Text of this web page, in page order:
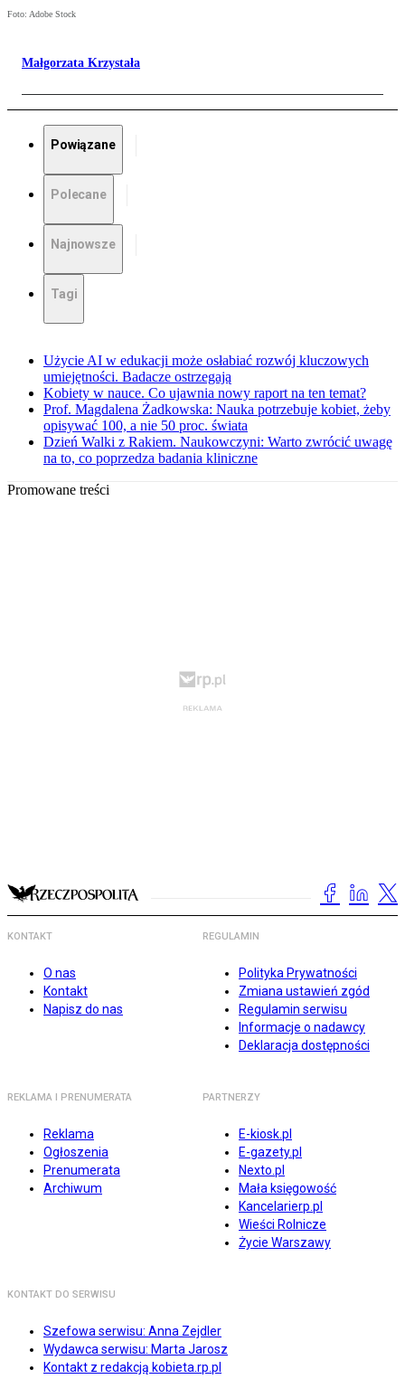
Foto: Adobe Stock
Małgorzata Krzystała
Powiązane
Polecane
Najnowsze
Tagi
Użycie AI w edukacji może osłabiać rozwój kluczowych
umiejętności. Badacze ostrzegają
Kobiety w nauce. Co ujawnia nowy raport na ten temat?
Prof. Magdalena Żadkowska: Nauka potrzebuje kobiet, żeby
opisywać 100, a nie 50 proc. świata
Dzień Walki z Rakiem. Naukowczyni: Warto zwrócić uwagę
na to, co poprzedza badania kliniczne
Promowane treści
KONTAKT
O nas
Kontakt
Napisz do nas
REGULAMIN
Polityka Prywatności
Zmiana ustawień zgód
Regulamin serwisu
Informacje o nadawcy
Deklaracja dostępności
REKLAMA I PRENUMERATA
Reklama
Ogłoszenia
Prenumerata
Archiwum
PARTNERZY
E-kiosk.pl
E-gazety.pl
Nexto.pl
Mała księgowość
Kancelarierp.pl
Wieści Rolnicze
Życie Warszawy
KONTAKT DO SERWISU
Szefowa serwisu: Anna Zejdler
Wydawca serwisu: Marta Jarosz
Kontakt z redakcją kobieta.rp.pl